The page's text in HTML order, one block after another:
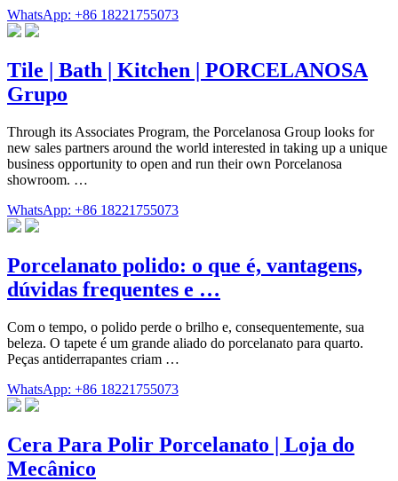
WhatsApp: +86 18221755073
Tile | Bath | Kitchen | PORCELANOSA
Grupo
Through its Associates Program, the Porcelanosa Group looks for
new sales partners around the world interested in taking up a unique
business opportunity to open and run their own Porcelanosa
showroom. …
WhatsApp: +86 18221755073
Porcelanato polido: o que é, vantagens,
dúvidas frequentes e …
Com o tempo, o polido perde o brilho e, consequentemente, sua
beleza. O tapete é um grande aliado do porcelanato para quarto.
Peças antiderrapantes criam …
WhatsApp: +86 18221755073
Cera Para Polir Porcelanato | Loja do
Mecânico